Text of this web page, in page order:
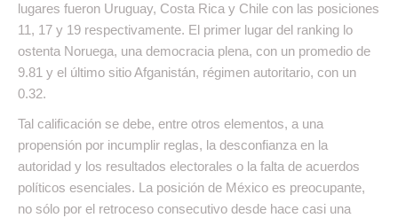
lugares fueron Uruguay, Costa Rica y Chile con las posiciones
11, 17 y 19 respectivamente. El primer lugar del ranking lo
ostenta Noruega, una democracia plena, con un promedio de
9.81 y el último sitio Afganistán, régimen autoritario, con un
0.32.
Tal calificación se debe, entre otros elementos, a una
propensión por incumplir reglas, la desconfianza en la
autoridad y los resultados electorales o la falta de acuerdos
políticos esenciales. La posición de México es preocupante,
no sólo por el retroceso consecutivo desde hace casi una